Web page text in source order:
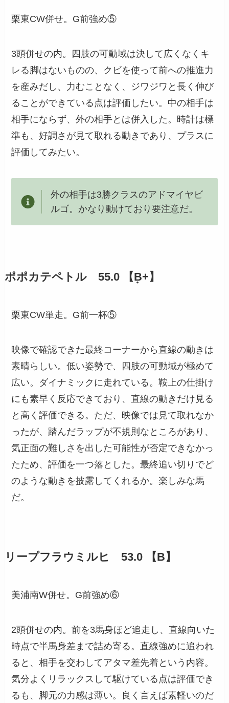
栗東CW併せ。G前強め⑤
3頭併せの内。四肢の可動域は決して広くなくキ
レる脚はないものの、クビを使って前への推進力
を産みだし、力むことなく、ジワジワと長く伸び
ることができている点は評価したい。中の相手は
相手にならず、外の相手とは併入した。時計は標
準も、好調さが見て取れる動きであり、プラスに
評価してみたい。
外の相手は3勝クラスのアドマイヤビ
ルゴ。かなり動けており要注意だ。
ポポカテペトル 55.0 【B̟+】
栗東CW単走。G前一杯⑤
映像で確認できた最終コーナーから直線の動きは
素晴らしい。低い姿勢で、四肢の可動域が極めて
広い。ダイナミックに走れている。鞍上の仕掛け
にも素早く反応できており、直線の動きだけ見る
と高く評価できる。ただ、映像では見て取れなか
ったが、踏んだラップが不規則なところがあり、
気正面の難しさを出した可能性が否定できなかっ
たため、評価を一つ落とした。最終追い切りでど
のような動きを披露してくれるか。楽しみな馬
だ。
リープフラウミルヒ 53.0 【B】
美浦南W併せ。G前強め⑥
2頭併せの内。前を3馬身ほど追走し、直線向いた
時点で半馬身差まで詰め寄る。直線強めに追われ
ると、相手を交わしてアタマ差先着という内容。
気分よくリラックスして駆けている点は評価でき
るも、脚元の力感は薄い。良く言えば素軽いのだ